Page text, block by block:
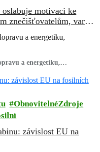
motivaci ke
znečišťovatelům, varují
a energetiku,
a energetiku,
ObnovitelnéZdroje
závislost EU na